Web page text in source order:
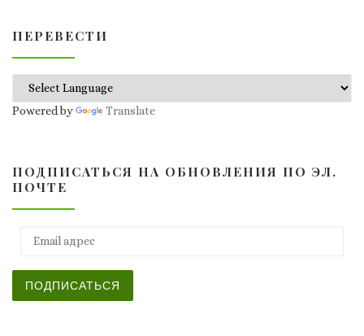
ПЕРЕВЕСТИ
Powered by Translate
ПОДПИСАТЬСЯ НА ОБНОВЛЕНИЯ ПО ЭЛ.
ПОЧТЕ
ПОДПИСАТЬСЯ